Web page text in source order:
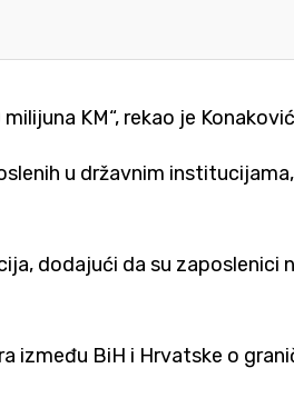
KM“, rekao je
u državnim
dodajući da su zaposlenici
između BiH i Hrvatske o